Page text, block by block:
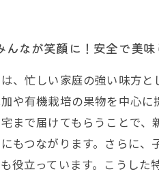
んなが笑顔に！安全で美
、忙しい家庭の強い味方
や有機栽培の果物を中心
まで届けてもらうことで
もつながります。さらに
役立っています。こうし